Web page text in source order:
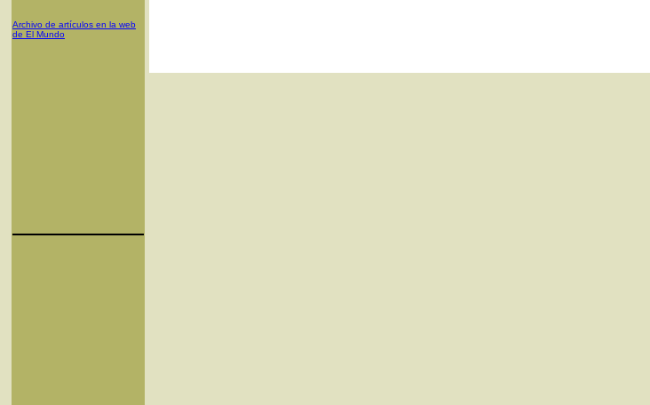
Archivo de artículos en la web
de El Mundo